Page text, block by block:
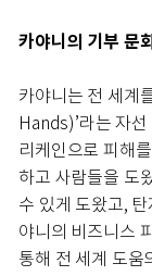
카야니의 기부 문
카야니는 전 세계
Hands)’라는 자
리케인으로 피해
하고 사람들을 도
수 있게 도왔고,
야니의 비즈니스
통해 전 세계 도움